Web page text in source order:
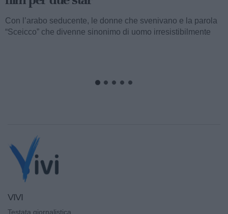
Valentino fu consacrato attore internazionale, come abbiamo
visto, con il film “I quattro cavalieri dell’Apocalisse”. Così
cominciava...
VIVI
Testata giornalistica